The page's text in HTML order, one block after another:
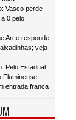
Vasco perde
0 pelo
Arce responde
veja
Pelo Estadual
Fluminense
entrada franca